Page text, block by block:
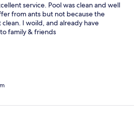
service. Pool was clean and well
from ants but not because the
I woild, and already have
family & friends